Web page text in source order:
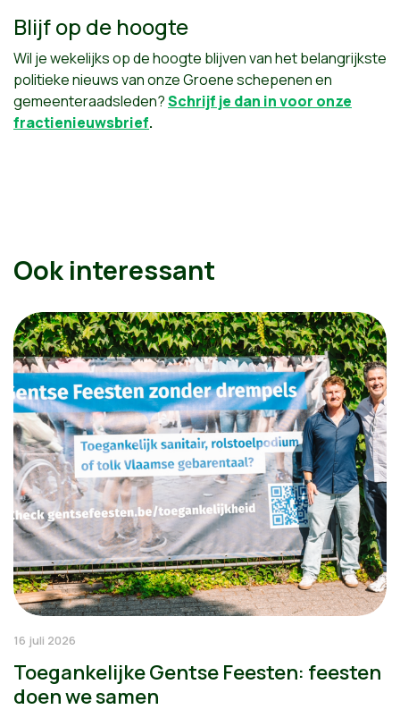
Blijf op de hoogte
Wil je wekelijks op de hoogte blijven van het belangrijkste
politieke nieuws van onze Groene schepenen en
gemeenteraadsleden?Schrijf je dan in voor onze
fractienieuwsbrief.
Ook interessant
16 juli 2026
Toegankelijke Gentse Feesten: feesten
doen we samen